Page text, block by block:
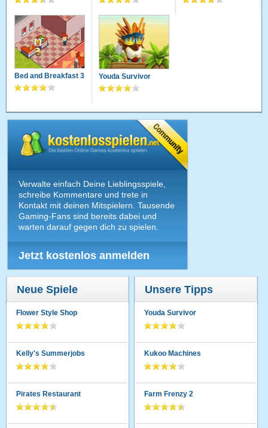
Bed and Breakfast 3 Youda Survivor
Verwalte einfach Deine Lieblingsspiele,
schreibe Kommentare und trete in
Kontakt mit deinen Mitspielern. Tausende
Gaming-Fans sind bereits dabei und
warten darauf gegen dich zu spielen.
Jetzt kostenlos anmelden
Neue Spiele
Flower Style Shop
Kelly's Summerjobs
Pirates Restaurant
Unsere Tipps
Youda Survivor
Kukoo Machines
Farm Frenzy 2